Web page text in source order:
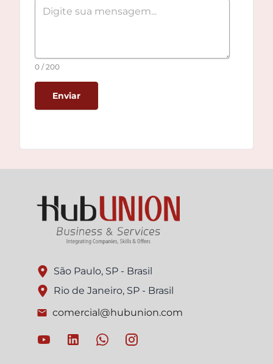
Mensagem
0 / 200
Enviar
São Paulo, SP - Brasil
Rio de Janeiro, SP - Brasil
comercial@hubunion.com